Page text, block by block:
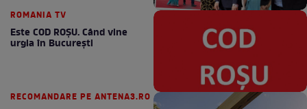
ROMANIA TV
Este COD ROŞU. Când vine
urgia în Bucureşti
RECOMANDARE PE ANTENA3.RO